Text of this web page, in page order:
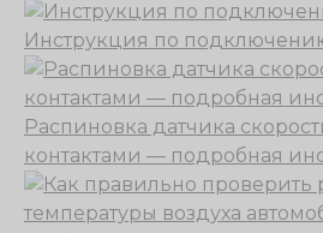
Инструкция по
Распиновка датчика
контактами — подробная